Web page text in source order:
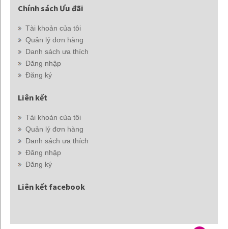
Chính sách Ưu đãi
Tài khoản của tôi
Quản lý đơn hàng
Danh sách ưa thích
Đăng nhập
Đăng ký
Liên kết
Tài khoản của tôi
Quản lý đơn hàng
Danh sách ưa thích
Đăng nhập
Đăng ký
Liên kết facebook